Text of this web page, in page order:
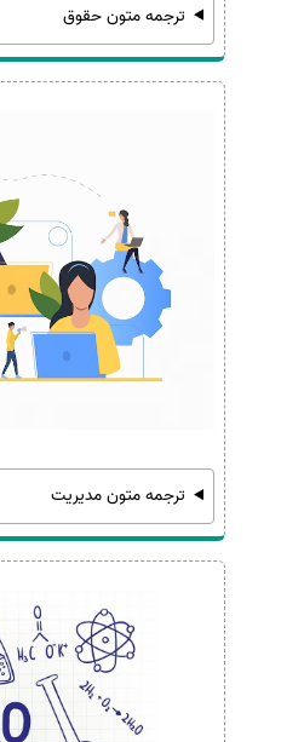
ترجمه متون حقوق
ترجمه متون مدیریت